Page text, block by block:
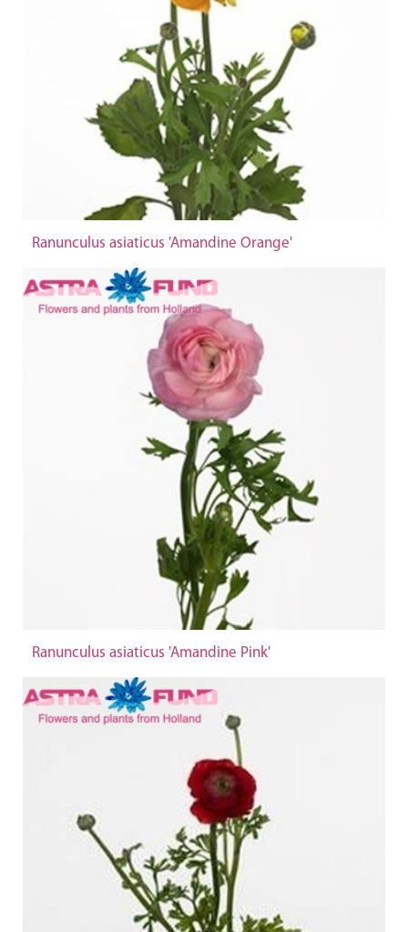
Ranunculus asiaticus 'Amandine Orange'
Ranunculus asiaticus 'Amandine Pink'